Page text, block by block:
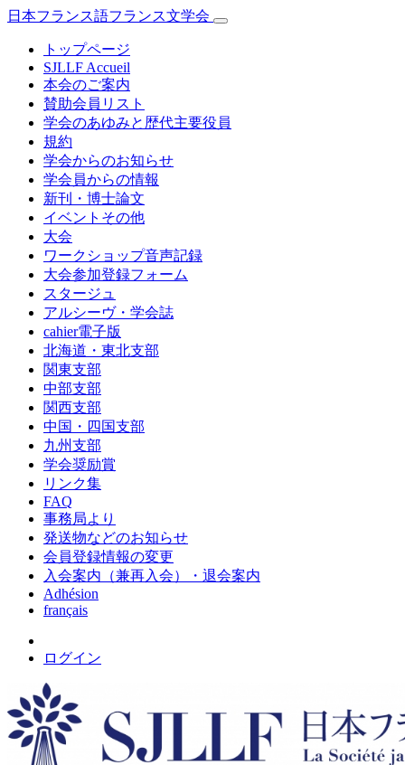
日本フランス語フランス文学会
トップページ
SJLLF Accueil
本会のご案内
賛助会員リスト
学会のあゆみと歴代主要役員
規約
学会からのお知らせ
学会員からの情報
新刊・博士論文
イベントその他
大会
ワークショップ音声記録
大会参加登録フォーム
スタージュ
アルシーヴ・学会誌
cahier電子版
北海道・東北支部
関東支部
中部支部
関西支部
中国・四国支部
九州支部
学会奨励賞
リンク集
FAQ
事務局より
発送物などのお知らせ
会員登録情報の変更
入会案内（兼再入会）・退会案内
Adhésion
français
ログイン